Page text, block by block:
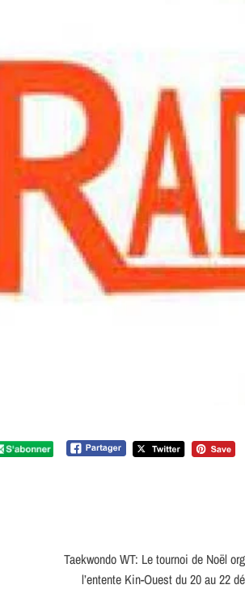
Taekwondo WT: Le tournoi de Noël
l’entente Kin-Ouest du 20 au 22